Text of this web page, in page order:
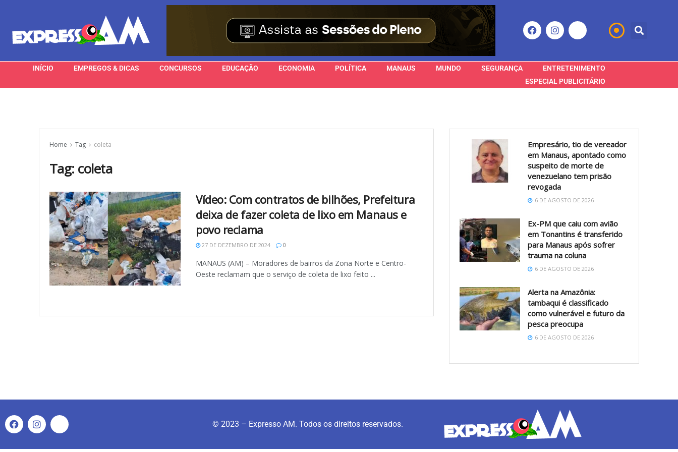
INÍCIO EMPREGOS & DICAS CONCURSOS EDUCAÇÃO ECONOMIA POLÍTICA MANAUS MUNDO SEGURANÇA
ENTRETENIMENTO
ESPECIAL PUBLICITÁRIO
Home Tag coleta
Tag: coleta
Vídeo: Com contratos de bilhões, Prefeitura
deixa de fazer coleta de lixo em Manaus e
povo reclama
27 DE DEZEMBRO DE 2024 0
MANAUS (AM) – Moradores de bairros da Zona Norte e Centro-
Oeste reclamam que o serviço de coleta de lixo feito ...
Empresário, tio de vereador
em Manaus, apontado como
suspeito de morte de
venezuelano tem prisão
revogada
6 DE AGOSTO DE 2026
Ex-PM que caiu com avião
em Tonantins é transferido
para Manaus após sofrer
trauma na coluna
6 DE AGOSTO DE 2026
Alerta na Amazônia:
tambaqui é classificado
como vulnerável e futuro da
pesca preocupa
6 DE AGOSTO DE 2026
© 2023 – Expresso AM. Todos os direitos reservados.